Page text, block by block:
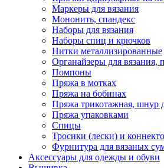
Маркеры для вязания
Мононить, спандекс
Наборы для вязания
Наборы спиц и крючков
Нитки металлизированные
Органайзеры для вязания,
Помпоны
Пряжа в мотках
Пряжа на бобинах
Пряжа трикотажная, шнур
Пряжа упаковками
Спицы
Тросики (лески) и
Фурнитура для вязаных
Аксессуары для одежды и обуви